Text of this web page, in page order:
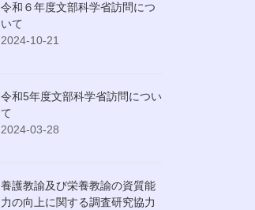
令和６年度文部科学省訪問につ
いて
2024-10-21
令和5年度文部科学省訪問につい
て
2024-03-28
養護教諭及び栄養教諭の資質能
力の向上に関する調査研究協力